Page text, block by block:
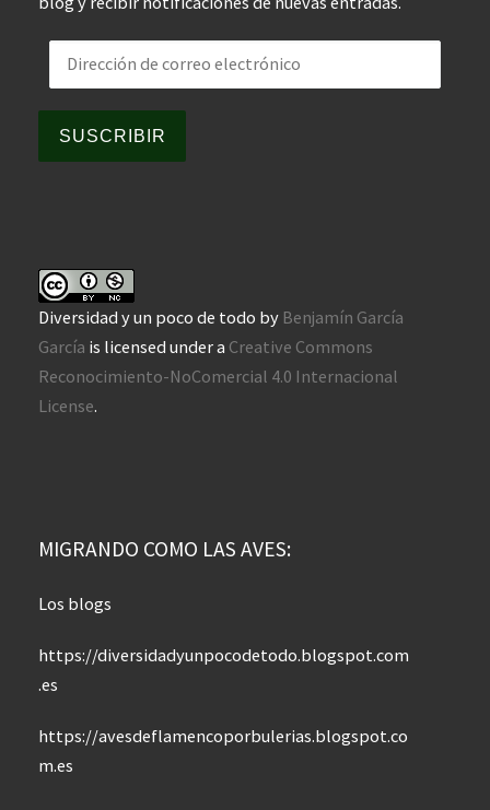
Dirección de correo electrónico
SUSCRIBIR
Diversidad y un poco de todo by Benjamín García
García is licensed under a Creative Commons
Reconocimiento-NoComercial 4.0 Internacional
License.
MIGRANDO COMO LAS AVES:
Los blogs
https://diversidadyunpocodetodo.blogspot.com
.es
https://avesdeflamencoporbulerias.blogspot.co
m.es